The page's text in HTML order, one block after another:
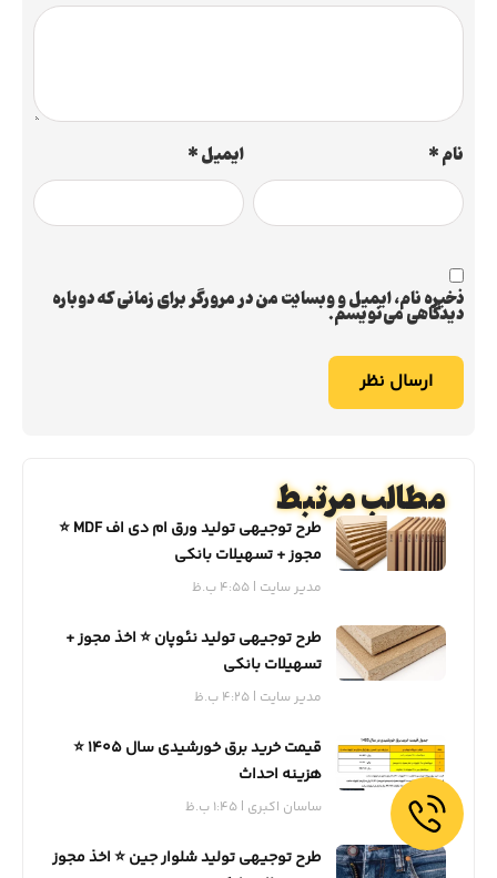
نام* ایمیل*
ذخیره نام، ایمیل و وبسایت من در مرورگر برای زمانی که دوباره
دیدگاهی می‌نویسم.
مطالب مرتبط
طرح توجیهی تولید ورق ام دی اف MDF ⭐️
مجوز + تسهیلات بانکی
مدیر سایت 4:55 ب.ظ
طرح توجیهی تولید نئوپان ⭐️ اخذ مجوز +
تسهیلات بانکی
مدیر سایت 4:25 ب.ظ
قیمت خرید برق خورشیدی سال 1405 ⭐️
هزینه احداث
ساسان اکبری 1:45 ب.ظ
طرح توجیهی تولید شلوار جین ⭐️ اخذ مجوز